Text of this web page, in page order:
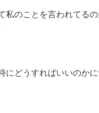
私のことを言われてる
どうすればいいのか